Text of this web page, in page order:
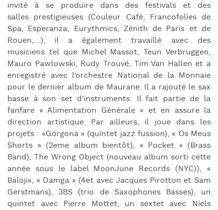
invité à se produire dans des festivals et des
salles prestigieuses (Couleur Café, Francofolies de
Spa, Esperanza, Eurythmics, Zénith de Paris et de
Rouen,…), il a également travaillé avec des
musiciens tel que Michel Massot, Teun Verbruggen,
Mauro Pawlowski, Rudy Trouvé, Tim Van Hallen et a
enregistré avec l’orchestre National de la Monnaie
pour le dernier album de Maurane. Il a rajouté le sax
basse à son set d’instruments. Il fait partie de la
fanfare « Alimentation Générale » et en assure la
direction artistique. Par ailleurs, il joue dans les
projets : «Gorgona » (quintet jazz fussion), « Os Meus
Shorts » (2eme album bientôt), « Pocket » (Brass
Band), The Wrong Object (nouveau album sorti cette
année sous le label MoonJune Records (NYC)), «
Baloji», « Damga » (4et avec Jacques Pirotton et Sam
Gerstmans), 3BS (trio de Saxophones Basses), un
quintet avec Pierre Mottet, un sextet avec Niels